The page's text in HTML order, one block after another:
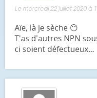
Le mercredi 22 juillet 2020 à
Aïe, là je sèche 😶
T'as d'autres NPN
ci soient défectueux...